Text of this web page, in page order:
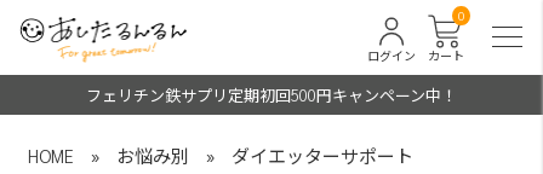
カート
0
ログイン
フェリチン鉄サプリ定期初回500円キャンペーン中！
HOME » お悩み別 » ダイエッターサポート